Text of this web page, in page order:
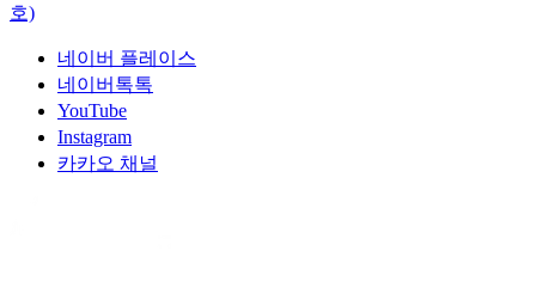
호)
네이버 플레이스
네이버톡톡
YouTube
Instagram
카카오 채널